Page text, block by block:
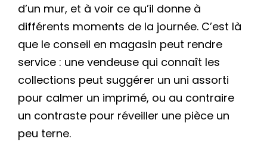
d’un mur, et à voir ce qu’il donne à
différents moments de la journée. C’est là
que le conseil en magasin peut rendre
service : une vendeuse qui connaît les
collections peut suggérer un uni assorti
pour calmer un imprimé, ou au contraire
un contraste pour réveiller une pièce un
peu terne.